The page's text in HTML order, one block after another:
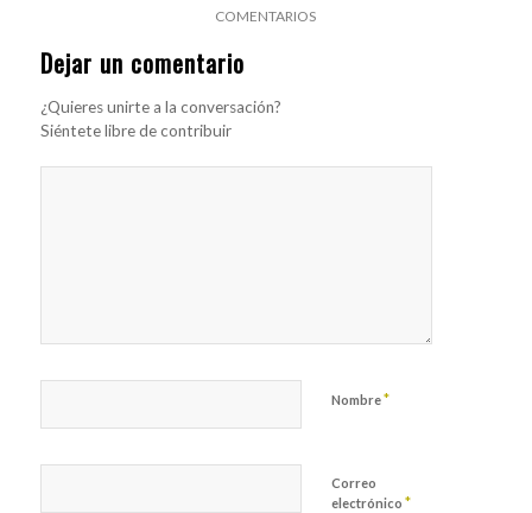
COMENTARIOS
Dejar un comentario
¿Quieres unirte a la conversación?
Siéntete libre de contribuir
Nombre*
Correo
electrónico *